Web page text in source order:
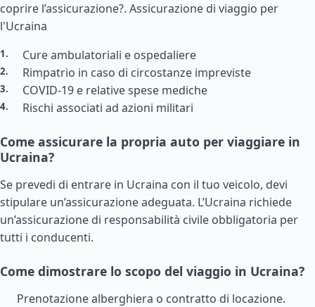
coprire l’assicurazione?. Assicurazione di viaggio per
l'Ucraina
Cure ambulatoriali e ospedaliere
Rimpatrio in caso di circostanze impreviste
COVID-19 e relative spese mediche
Rischi associati ad azioni militari
Come assicurare la propria auto per viaggiare in
Ucraina?
Se prevedi di entrare in Ucraina con il tuo veicolo, devi
stipulare un’assicurazione adeguata. L’Ucraina richiede
un’assicurazione di responsabilità civile obbligatoria per
tutti i conducenti.
Come dimostrare lo scopo del viaggio in Ucraina?
Prenotazione alberghiera o contratto di locazione.